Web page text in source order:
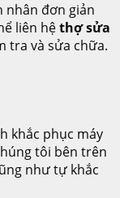
nhân đơn giản
liên hệthợ sửa
tra và sửa chữa.
khắc phục máy
tôi bên trên
như tự khắc